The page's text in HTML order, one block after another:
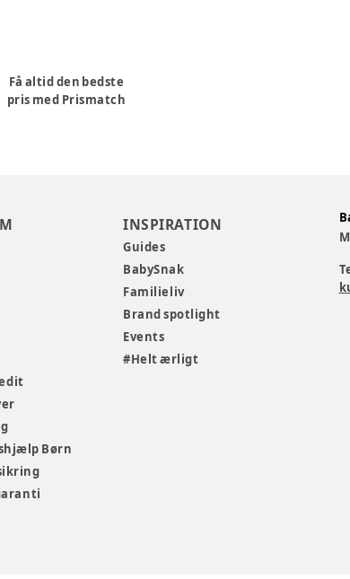
Få altid den bedste
pris med Prismatch
Børn
INSPIRATION
Guides
BabySnak
Familieliv
Brand spotlight
Events
#Helt ærligt